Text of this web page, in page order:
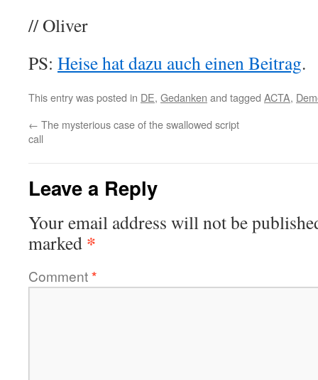
// Oliver
PS: Heise hat dazu auch einen Beitrag.
This entry was posted in DE, Gedanken and tagged ACTA,
← The mysterious case of the swallowed script
call
Leave a Reply
Your email address will not be
marked *
Comment*